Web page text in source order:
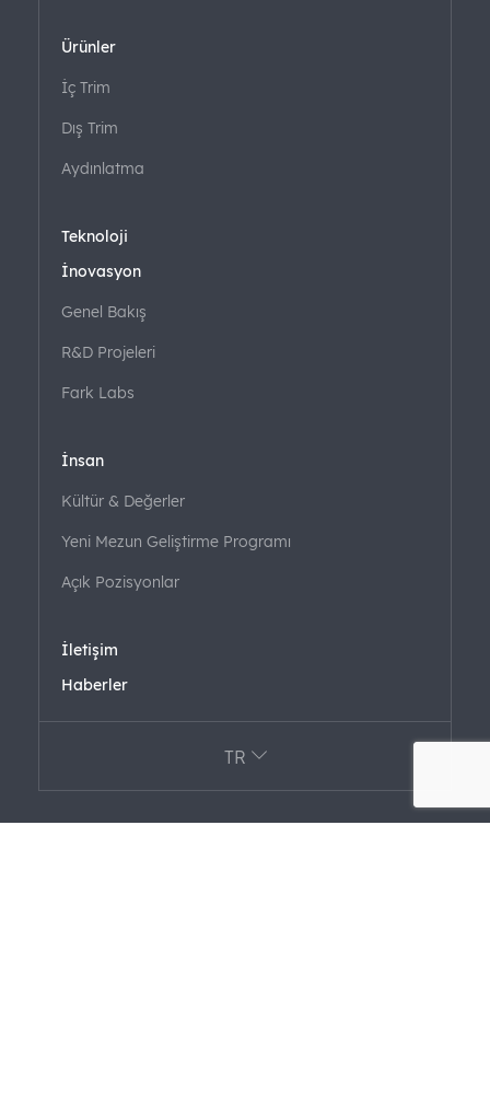
TR
Ürünler
İç Trim
Dış Trim
Aydınlatma
Teknoloji
İnovasyon
Genel Bakış
R&D Projeleri
Fark Labs
İnsan
Kültür & Değerler
Yeni Mezun Geliştirme Programı
Açık Pozisyonlar
İletişim
Haberler